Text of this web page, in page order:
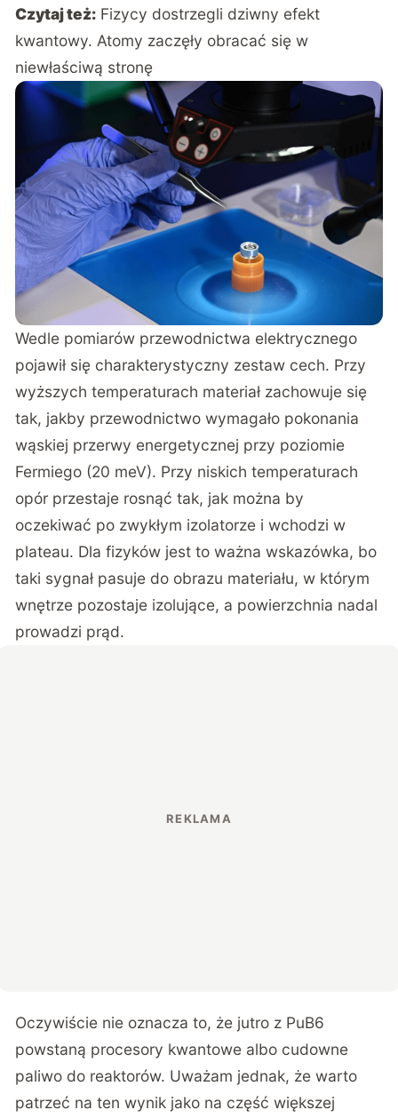
Czytaj też: Fizycy dostrzegli dziwny efekt
kwantowy. Atomy zaczęły obracać się w
niewłaściwą stronę
Wedle pomiarów przewodnictwa elektrycznego
pojawił się charakterystyczny zestaw cech. Przy
wyższych temperaturach materiał zachowuje się
tak, jakby przewodnictwo wymagało pokonania
wąskiej przerwy energetycznej przy poziomie
Fermiego (20 meV). Przy niskich temperaturach
opór przestaje rosnąć tak, jak można by
oczekiwać po zwykłym izolatorze i wchodzi w
plateau. Dla fizyków jest to ważna wskazówka, bo
taki sygnał pasuje do obrazu materiału, w którym
wnętrze pozostaje izolujące, a powierzchnia nadal
prowadzi prąd.
Oczywiście nie oznacza to, że jutro z PuB6
powstaną procesory kwantowe albo cudowne
paliwo do reaktorów. Uważam jednak, że warto
patrzeć na ten wynik jako na część większej